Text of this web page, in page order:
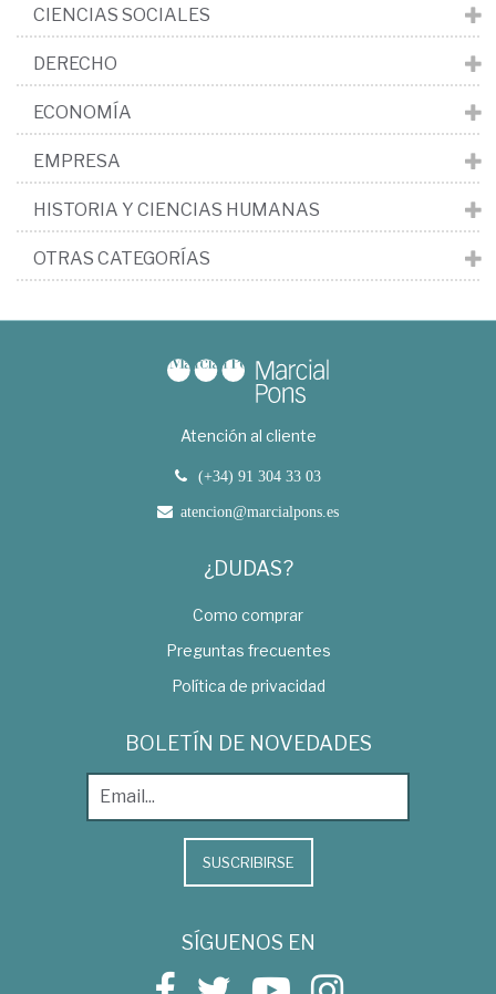
CIENCIAS SOCIALES
DERECHO
ECONOMÍA
EMPRESA
HISTORIA Y CIENCIAS HUMANAS
OTRAS CATEGORÍAS
Atención al cliente
(+34) 91 304 33 03
atencion@marcialpons.es
¿DUDAS?
Como comprar
Preguntas frecuentes
Política de privacidad
BOLETÍN DE NOVEDADES
SUSCRIBIRSE
SÍGUENOS EN